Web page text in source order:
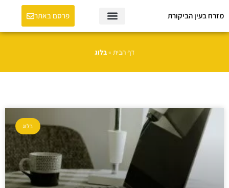
מזרח בעין הביקורת פרסם באתר
דף הבית »בלוג
בלוג